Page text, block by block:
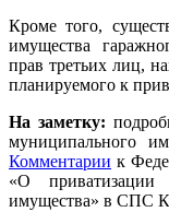
Кроме того,
имущества
прав третьих лиц,
планируемого к
На заметку:
муниципального
Комментарии к
«О приватизации
имущества» в СПС